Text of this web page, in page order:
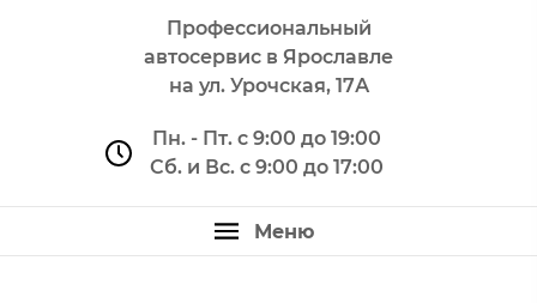
Профессиональный
автосервис в Ярославле
на ул. Урочская, 17А
Пн. - Пт. с 9:00 до 19:00
Сб. и Вс. с 9:00 до 17:00